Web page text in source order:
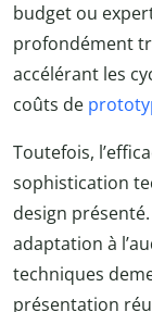
budget ou
profondément
accélérant les
coûts de
Toutefois,
sophistication
design
adaptation à
techniques
présentation